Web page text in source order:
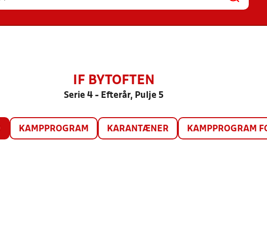
IF BYTOFTEN
Serie 4 - Efterår, Pulje 5
KAMPPROGRAM KARANTÆNER KAMPPROGRAM